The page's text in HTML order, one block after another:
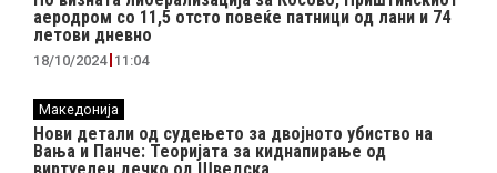
аеродром со 11,5 отсто повеќе патници од лани и 74
летови дневно
18/10/2024 11:04
Македонија
Нови детали од судењето за двојното убиство на
Вања и Панче: Теоријата за киднапирање од
виртуелен дечко од Шведска